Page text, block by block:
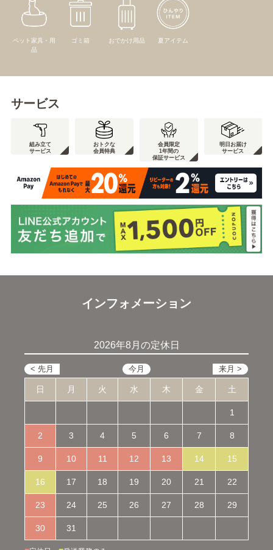
ペット家具・用
品
ゴミ箱 おでかけ用品 夏アイテム
サービス
組み立て
サービス
おトクな
会員特典
会員限定
1年間の
保証サービス
明日お届け
サービス
インフォメーション
2026年8月の定休日
日 月 火 水 木 金 土
1
2 3 4 5 6 7 8
9 10 11 12 13 14 15
16 17 18 19 20 21 22
23 24 25 26 27 28 29
30 31